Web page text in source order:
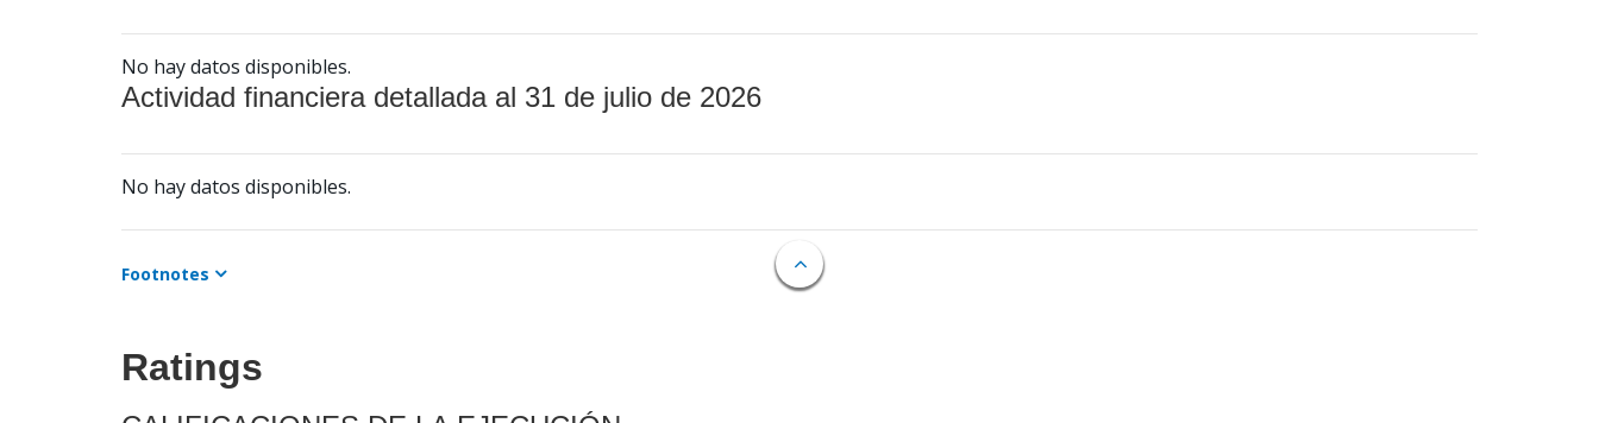
No hay datos disponibles.
Actividad financiera detallada al 31 de julio de 2026
No hay datos disponibles.
Footnotes
Ratings